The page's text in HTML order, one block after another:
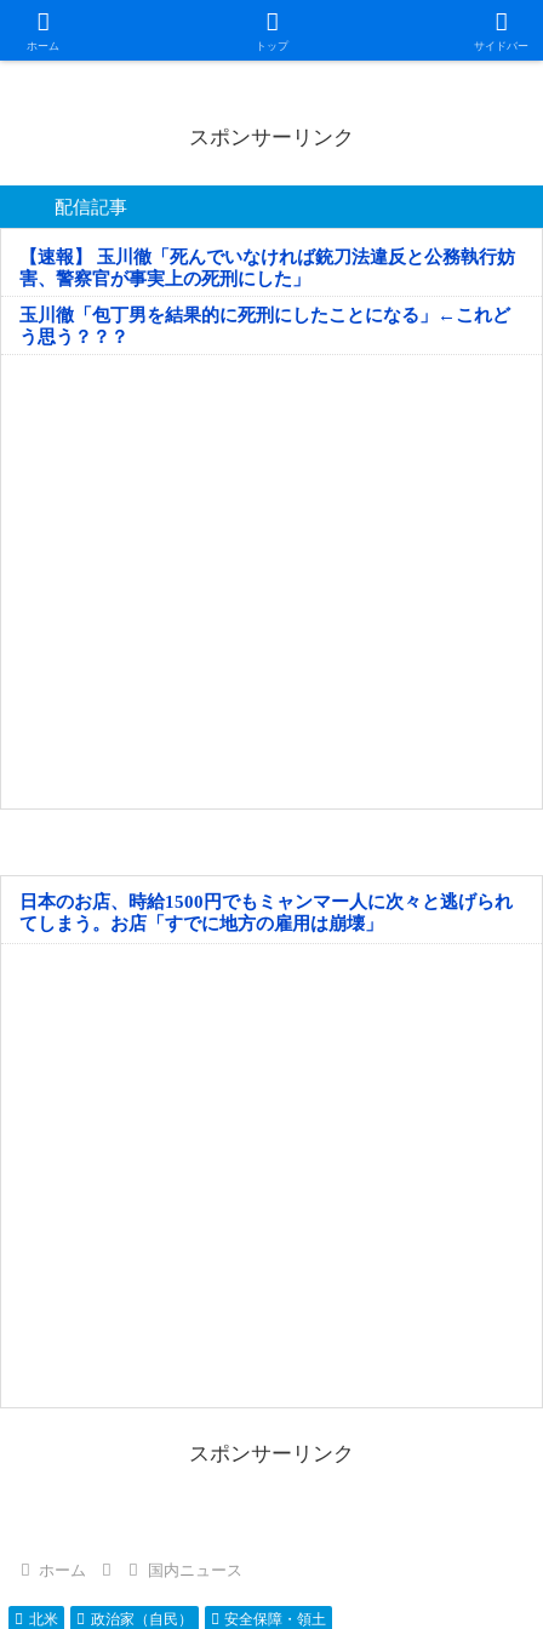
ホーム トップ サイドバー
日本第一！ニュース録
スポンサーリンク
配信記事
【速報】 玉川徹「死んでいなければ銃刀法違反と公務執行妨
害、警察官が事実上の死刑にした」
玉川徹「包丁男を結果的に死刑にしたことになる」←これど
う思う？？？
日本のお店、時給1500円でもミャンマー人に次々と逃げられ
てしまう。お店「すでに地方の雇用は崩壊」
スポンサーリンク
ホーム 国内ニュース
北米 政治家（自民） 安全保障・領土